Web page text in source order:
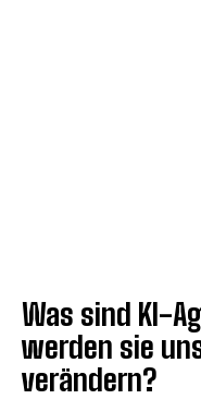
Was sind KI-
werden sie
verändern?